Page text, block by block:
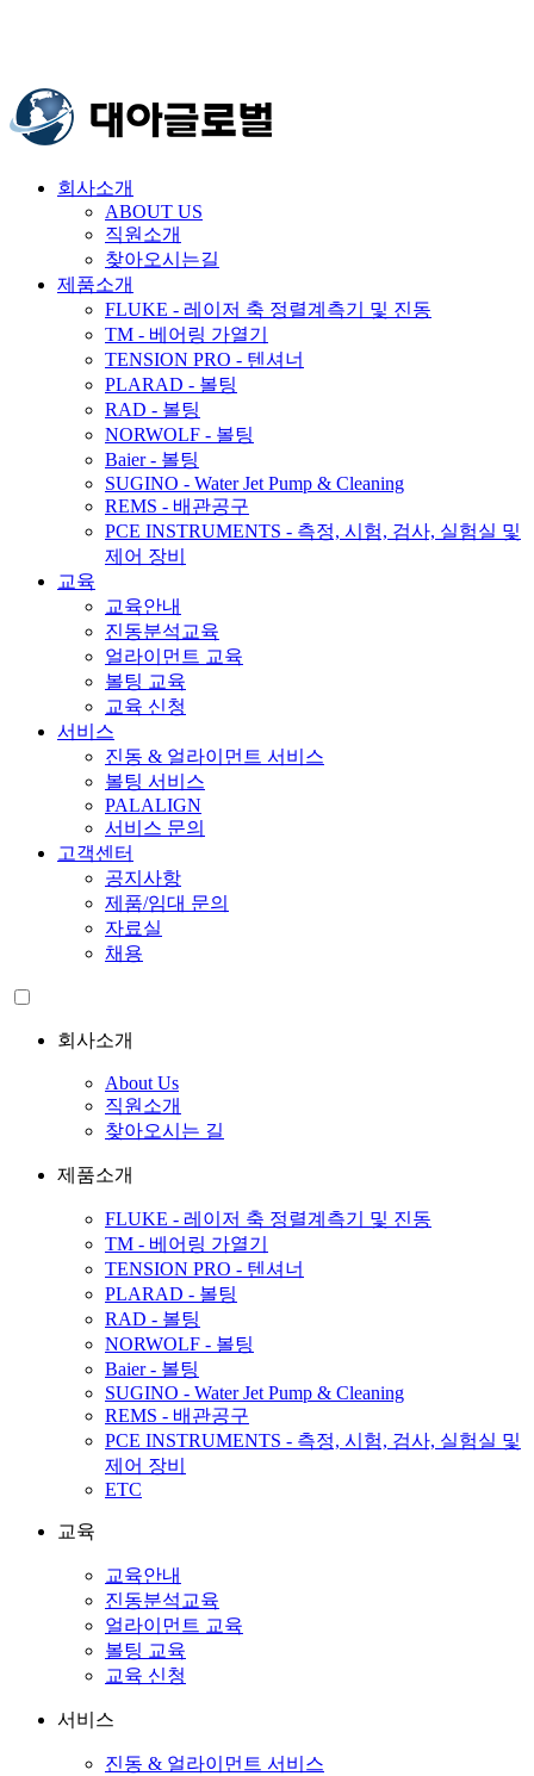
회사소개
ABOUT US
직원소개
찾아오시는길
제품소개
FLUKE - 레이저 축 정렬계측기 및 진동
TM - 베어링 가열기
TENSION PRO - 텐셔너
PLARAD - 볼팅
RAD - 볼팅
NORWOLF - 볼팅
Baier - 볼팅
SUGINO - Water Jet Pump & Cleaning
REMS - 배관공구
PCE INSTRUMENTS - 측정, 시험, 검사, 실험실 및
제어 장비
교육
교육안내
진동분석교육
얼라이먼트 교육
볼팅 교육
교육 신청
서비스
진동 & 얼라이먼트 서비스
볼팅 서비스
PALALIGN
서비스 문의
고객센터
공지사항
제품/임대 문의
자료실
채용
회사소개
About Us
직원소개
찾아오시는 길
제품소개
FLUKE - 레이저 축 정렬계측기 및 진동
TM - 베어링 가열기
TENSION PRO - 텐셔너
PLARAD - 볼팅
RAD - 볼팅
NORWOLF - 볼팅
Baier - 볼팅
SUGINO - Water Jet Pump & Cleaning
REMS - 배관공구
PCE INSTRUMENTS - 측정, 시험, 검사, 실험실 및
제어 장비
ETC
교육
교육안내
진동분석교육
얼라이먼트 교육
볼팅 교육
교육 신청
서비스
진동 & 얼라이먼트 서비스